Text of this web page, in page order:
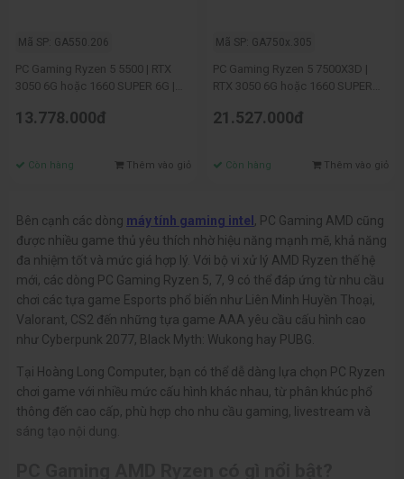
Mã SP: GA550.206
PC Gaming Ryzen 5 5500 | RTX
3050 6G hoặc 1660 SUPER 6G |
13.778.000đ
Còn hàng Thêm vào giỏ
Mã SP: GA750x.305
PC Gaming Ryzen 5 7500X3D |
RTX 3050 6G hoặc 1660 SUPER
21.527.000đ
Còn hàng Thêm vào giỏ
Bên cạnh các dòng máy tính gaming intel , PC Gaming AMD cũng
được nhiều game thủ yêu thích nhờ hiệu năng mạnh mẽ, khả năng
đa nhiệm tốt và mức giá hợp lý. Với bộ vi xử lý AMD Ryzen thế hệ
mới, các dòng PC Gaming Ryzen 5, 7, 9 có thể đáp ứng từ nhu cầu
chơi các tựa game Esports phổ biến như Liên Minh Huyền Thoại,
Valorant, CS2 đến những tựa game AAA yêu cầu cấu hình cao
như Cyberpunk 2077, Black Myth: Wukong hay PUBG.
Tại Hoàng Long Computer, bạn có thể dễ dàng lựa chọn PC Ryzen
chơi game với nhiều mức cấu hình khác nhau, từ phân khúc phổ
thông đến cao cấp, phù hợp cho nhu cầu gaming, livestream và
sáng tạo nội dung.